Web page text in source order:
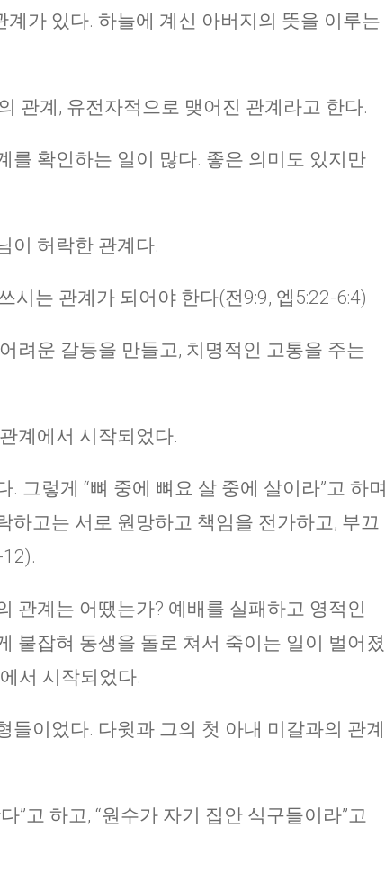
가 있다. 하늘에 계신 아버지의 뜻을 이루는
관계, 유전자적으로 맺어진 관계라고 한다.
를 확인하는 일이 많다. 좋은 의미도 있지만
이 허락한 관계다.
시는 관계가 되어야 한다(전9:9, 엡5:22-6:4)
려운 갈등을 만들고, 치명적인 고통을 주는
계에서 시작되었다.
그렇게 “뼈 중에 뼈요 살 중에 살이라”고 하며
하고는 서로 원망하고 책임을 전가하고, 부끄
관계는 어땠는가? 예배를 실패하고 영적인
붙잡혀 동생을 돌로 쳐서 죽이는 일이 벌어졌
서 시작되었다.
들이었다. 다윗과 그의 첫 아내 미갈과의 관계
고 하고, “원수가 자기 집안 식구들이라”고